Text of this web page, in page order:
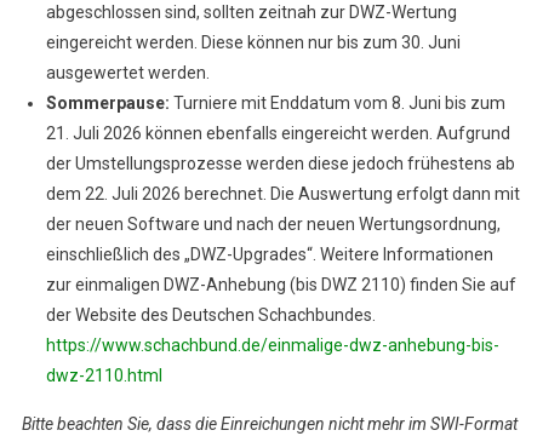
abgeschlossen sind, sollten zeitnah zur DWZ-Wertung
eingereicht werden. Diese können nur bis zum 30. Juni
ausgewertet werden.
Sommerpause: Turniere mit Enddatum vom 8. Juni bis zum
21. Juli 2026 können ebenfalls eingereicht werden. Aufgrund
der Umstellungsprozesse werden diese jedoch frühestens ab
dem 22. Juli 2026 berechnet. Die Auswertung erfolgt dann mit
der neuen Software und nach der neuen Wertungsordnung,
einschließlich des „DWZ-Upgrades“. Weitere Informationen
zur einmaligen DWZ-Anhebung (bis DWZ 2110) finden Sie auf
der Website des Deutschen Schachbundes.
https://www.schachbund.de/einmalige-dwz-anhebung-bis-
dwz-2110.html
Bitte beachten Sie, dass die Einreichungen nicht mehr im SWI-Format